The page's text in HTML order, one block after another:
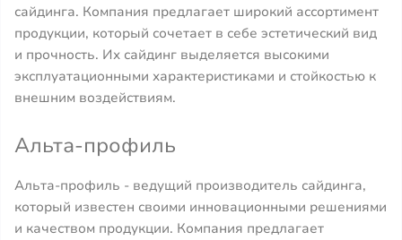
сайдинга. Компания предлагает широкий ассортимент
продукции, который сочетает в себе эстетический вид
и прочность. Их сайдинг выделяется высокими
эксплуатационными характеристиками и стойкостью к
внешним воздействиям.
Альта-профиль
Альта-профиль - ведущий производитель сайдинга,
который известен своими инновационными решениями
и качеством продукции. Компания предлагает